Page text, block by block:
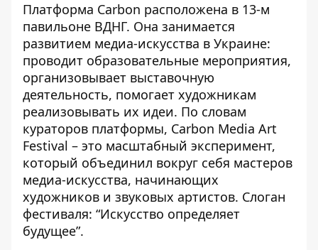
Платформа Carbon расположена в 13-м
павильоне ВДНГ. Она занимается
развитием медиа-искусства в Украине:
проводит образовательные мероприятия,
организовывает выставочную
деятельность, помогает художникам
реализовывать их идеи. По словам
кураторов платформы, Carbon Media Art
Festival – это масштабный эксперимент,
который объединил вокруг себя мастеров
медиа-искусства, начинающих
художников и звуковых артистов. Слоган
фестиваля: “Искусство определяет
будущее”.